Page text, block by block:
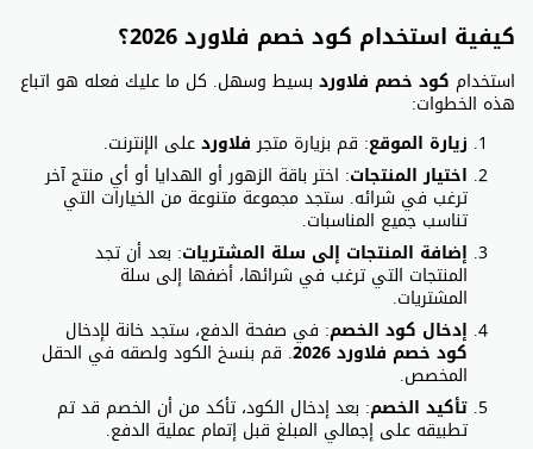
كيفية استخدام كود خصم فلاورد 2026؟
استخدام كود خصم فلاورد بسيط وسهل. كل ما عليك فعله هو اتباع
هذه الخطوات:
زيارة الموقع: قم بزيارة متجرفلاوردعلى الإنترنت.
اختيار المنتجات: اختر باقة الزهور أو الهدايا أو أي منتج آخر
ترغب في شرائه. ستجد مجموعة متنوعة من الخيارات التي
تناسب جميع المناسبات.
إضافة المنتجات إلى سلة المشتريات: بعد أن تجد
المنتجات التي ترغب في شرائها، أضفها إلى سلة
المشتريات.
إدخال كود الخصم: في صفحة الدفع، ستجد خانة لإدخال
كود خصم فلاورد 2026 . قم بنسخ الكود ولصقه في الحقل
المخصص.
تأكيد الخصم: بعد إدخال الكود، تأكد من أن الخصم قد تم
تطبيقه على إجمالي المبلغ قبل إتمام عملية الدفع.